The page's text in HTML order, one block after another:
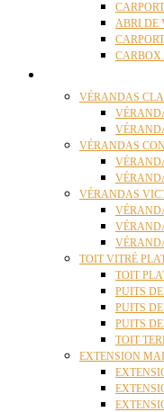
ABRI DE
CARBOX
VÉRANDAS
VÉRANDAS
VÉRANDAS
TOIT VITRÉ
TOIT
PUITS
PUITS
PUITS
TOIT
EXTENSION